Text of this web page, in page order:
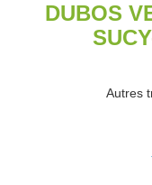
DUBOS
Autres